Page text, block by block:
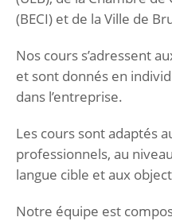
(BECI) et de la Ville de
Nos cours s’adressent
et sont donnés en
dans l’entreprise.
Les cours sont adaptés
professionnels, au
langue cible et aux
Notre équipe est